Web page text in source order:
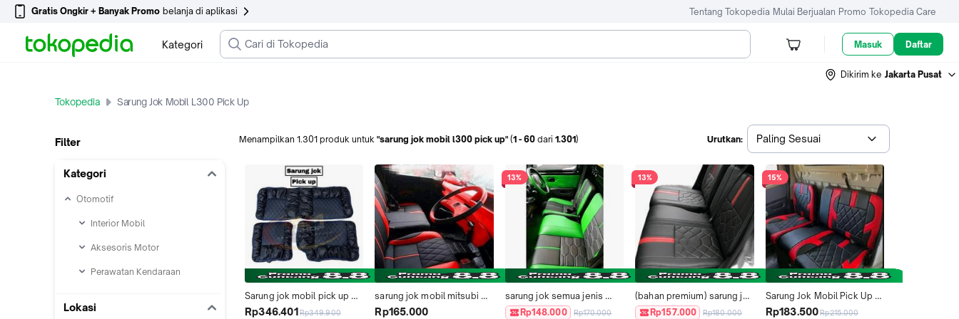
Gratis Ongkir + Banyak Promo belanja di aplikasi Tentang Tokopedia Mulai Berjualan Promo Tokopedia Care
Kategori Masuk Daftar
Dikirim ke Jakarta Pusat
Tokopedia Sarung Jok Mobil L300 Pick Up
Filter
Kategori
Otomotif
Interior Mobil
Aksesoris Motor
Perawatan Kendaraan
Lokasi
Menampilkan 1.301 produk untuk "sarung jok mobil l300 pick up" (1 -60 dari 1.301) Urutkan: Paling Sesuai
Sarung jok mobil pick up
new carry grandmax l300
Rp346.401Rp349.900
sarung jok mobil mitsubi
l300 pick up all type full
Rp165.000
13%
sarung jok semua jenis
mobil pick up granmax l300
Rp148.000 Rp170.000
13%
(bahan premium) sarung jok
mobil pick up l300 new
Rp157.000 Rp180.000
15%
Sarung Jok Mobil Pick Up
Granmax L300 Dpsk New
Rp183.500Rp215.000